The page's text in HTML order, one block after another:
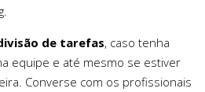
de tarefas, caso tenha
equipe e até mesmo se estiver
Converse com os profissionais